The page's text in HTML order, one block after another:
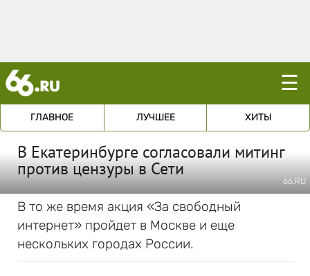
☰
ГЛАВНОЕ ЛУЧШЕЕ ХИТЫ
В Екатеринбурге согласовали митинг
против цензуры в Сети
66.RU
В то же время акция «За свободный
интернет» пройдет в Москве и еще
нескольких городах России.